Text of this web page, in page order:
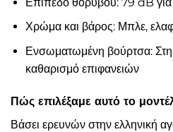
Χρώμα και βάρος: Μπλε,
Ενσωματωμένη βούρτσα:
καθαρισμό επιφανειών
Πώς επιλέξαμε αυτό το
Βάσει ερευνών στην ελληνική